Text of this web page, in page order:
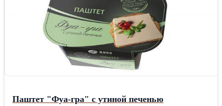
Паштет "Фуа-гра" с утиной печенью